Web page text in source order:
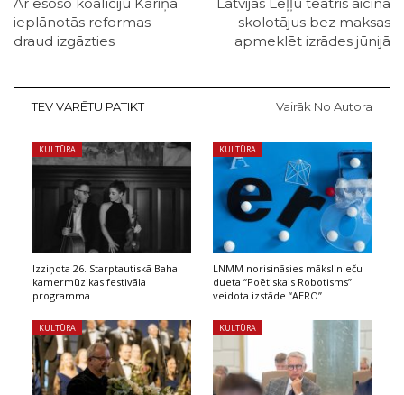
ieplānotās reformas
draud izgāzties
skolotājus bez maksas
apmeklēt izrādes jūnijā
TEV VARĒTU PATIKT Vairāk No Autora
KULTŪRA
Izziņota 26. Starptautiskā Baha
kamermūzikas festivāla
programma
KULTŪRA
LNMM norisināsies mākslinieču
dueta “Poētiskais Robotisms”
veidota izstāde “AERO”
KULTŪRA KULTŪRA